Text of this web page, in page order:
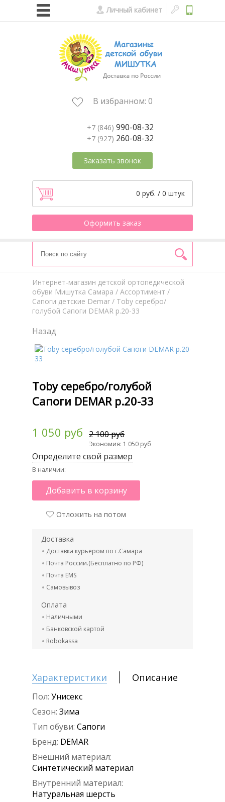
Личный кабинет
В избранном: 0
+7 (846) 990-08-32
+7 (927) 260-08-32
Заказать звонок
0 руб. / 0 штук
Оформить заказ
Интернет-магазин детской ортопедической
обуви Мишутка Самара / Aссортимент /
Сапоги детские Demar / Toby серебро/
голубой Сапоги DEMAR р.20-33
Назад
Toby серебро/голубой
Сапоги DEMAR р.20-33
1 050 руб 2 100 руб
Экономия: 1 050 руб
Определите свой размер
В наличии:
Добавить в корзину
Отложить на потом
Доставка
Доставка курьером по г.Самара
Почта России.(Бесплатно по РФ)
Почта EMS
Самовывоз
Оплата
Наличными
Банковской картой
Robokassa
Характеристики Описание
Пол: Унисекс
Сезон: Зима
Тип обуви: Сапоги
Бренд: DEMAR
Внешний материал:
Синтетический материал
Внутренний материал:
Натуральная шерсть